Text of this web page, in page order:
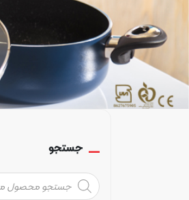
جستجو
Products
search